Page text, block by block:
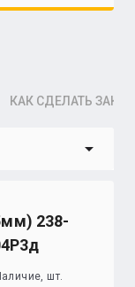
КАК СДЕЛАТЬ
arrow_drop_down
238-
шт.